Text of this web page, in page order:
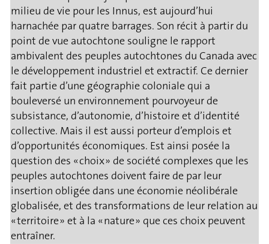
milieu de vie pour les Innus, est aujourd’hui
harnachée par quatre barrages. Son récit à partir du
point de vue autochtone souligne le rapport
ambivalent des peuples autochtones du Canada avec
le développement industriel et extractif. Ce dernier
fait partie d’une géographie coloniale qui a
bouleversé un environnement pourvoyeur de
subsistance, d’autonomie, d’histoire et d’identité
collective. Mais il est aussi porteur d’emplois et
d’opportunités économiques. Est ainsi posée la
question des « choix » de société complexes que les
peuples autochtones doivent faire de par leur
insertion obligée dans une économie néolibérale
globalisée, et des transformations de leur relation au
« territoire » et à la « nature » que ces choix peuvent
entraîner.